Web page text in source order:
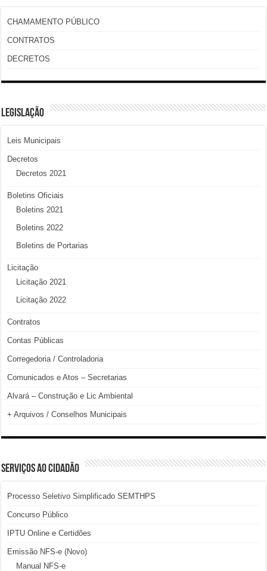
CHAMAMENTO PÚBLICO
CONTRATOS
DECRETOS
LEGISLAÇÃO
Leis Municipais
Decretos
Decretos 2021
Boletins Oficiais
Boletins 2021
Boletins 2022
Boletins de Portarias
Licitação
Licitação 2021
Licitação 2022
Contratos
Contas Públicas
Corregedoria / Controladoria
Comunicados e Atos – Secretarias
Alvará – Construção e Lic Ambiental
+ Arquivos / Conselhos Municipais
SERVIÇOS AO CIDADÃO
Processo Seletivo Simplificado SEMTHPS
Concurso Público
IPTU Online e Certidões
Emissão NFS-e (Novo)
Manual NFS-e